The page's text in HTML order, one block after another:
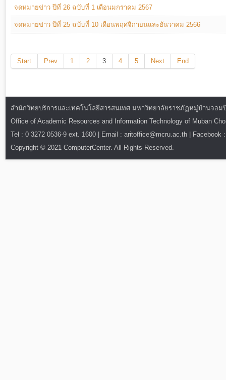
จดหมายข่าว ปีที่ 26 ฉบับที่ 1 เดือนมกราคม 2567
จดหมายข่าว ปีที่ 25 ฉบับที่ 10 เดือนพฤศจิกายนและธันวาคม 2566
Start Prev 1 2 3 4 5 Next End
สำนักวิทยบริการและเทคโนโลยีสารสนเทศ มหาวิทยาลัยราชภัฏหมู่บ้านจอ
Office of Academic Resources and Information Technology of Muban
Tel : 0 3272 0536-9 ext. 1600 | Email : aritoffice@mcru.ac.th | Facebook
Copyright © 2021 ComputerCenter. All Rights Reserved.